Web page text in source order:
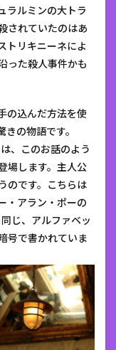
ラルミンの大トラ
されていたのはあ
トリキニーネによ
った殺人事件かも
の込んだ方法を使
の物語です。
、このお話のよう
場します。主人公
のです。こちらは
・アラン・ポーの
じ、アルファベッ
号で書かれていま